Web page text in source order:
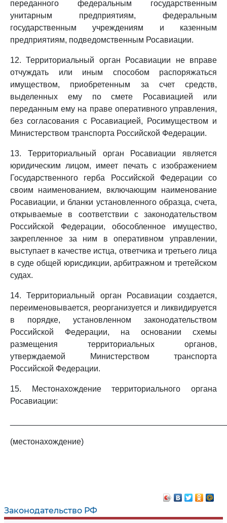
Законодательство РФ
переданного федеральным государственным
унитарным предприятиям, федеральным
государственным учреждениям и казенным
предприятиям, подведомственным Росавиации.
12. Территориальный орган Росавиации не вправе
отчуждать или иным способом распоряжаться
имуществом, приобретенным за счет средств,
выделенных ему по смете Росавиацией или
переданным ему на праве оперативного управления,
без согласования с Росавиацией, Росимуществом и
Министерством транспорта Российской Федерации.
13. Территориальный орган Росавиации является
юридическим лицом, имеет печать с изображением
Государственного герба Российской Федерации со
своим наименованием, включающим наименование
Росавиации, и бланки установленного образца, счета,
открываемые в соответствии с законодательством
Российской Федерации, обособленное имущество,
закрепленное за ним в оперативном управлении,
выступает в качестве истца, ответчика и третьего лица
в суде общей юрисдикции, арбитражном и третейском
судах.
14. Территориальный орган Росавиации создается,
переименовывается, реорганизуется и ликвидируется
в порядке, установленном законодательством
Российской Федерации, на основании схемы
размещения территориальных органов,
утверждаемой Министерством транспорта
Российской Федерации.
15. Местонахождение территориального органа
Росавиации:
(местонахождение)